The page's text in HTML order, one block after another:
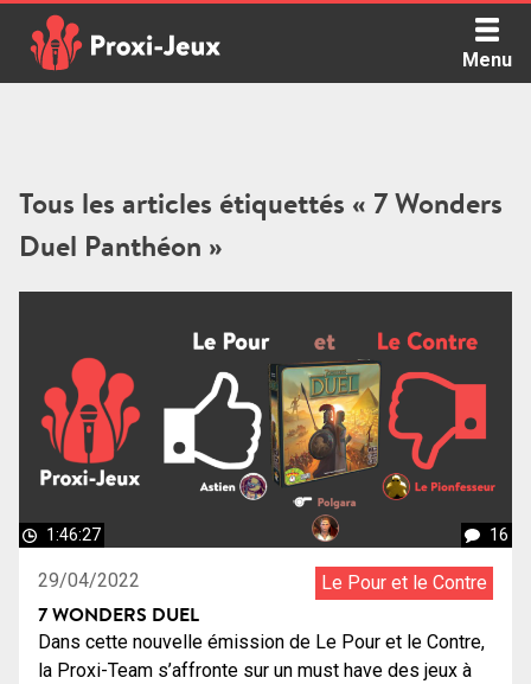
content
Menu
Tous les articles étiquettés « 7 Wonders
Duel Panthéon »
1:46:27 16
29/04/2022 Le Pour et le Contre
7 WONDERS DUEL
Dans cette nouvelle émission de Le Pour et le Contre,
la Proxi-Team s’affronte sur un must have des jeux à